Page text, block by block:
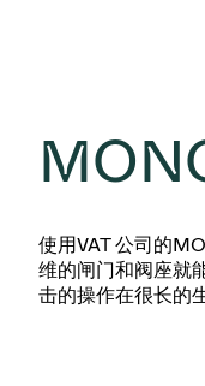
使用VAT 公司的
维的闸门和阀座就
击的操作在很长的